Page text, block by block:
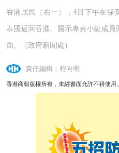
香港居民（右一），4日下午在保
泰國返回香港。圖示專責小組成員
面。（政府新聞處）
責任編輯：程向明
香港商報版權所有，未經書面允許不得使用。